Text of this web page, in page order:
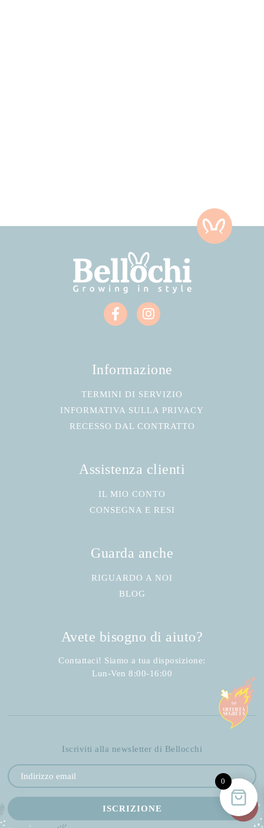
Informazione
TERMINI DI SERVIZIO
INFORMATIVA SULLA PRIVACY
RECESSO DAL CONTRATTO
Assistenza clienti
IL MIO CONTO
CONSEGNA E RESI
Guarda anche
RIGUARDO A NOI
BLOG
Avete bisogno di aiuto?
Contattaci! Siamo a tua disposizione:
Lun-Ven 8:00-16:00
Iscriviti alla newsletter di Bellocchi
0